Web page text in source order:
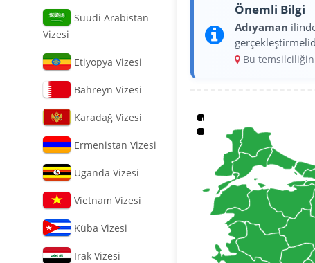
Suudi Arabistan
Vizesi
Etiyopya Vizesi
Bahreyn Vizesi
Karadağ Vizesi
Ermenistan Vizesi
Uganda Vizesi
Vietnam Vizesi
Küba Vizesi
Irak Vizesi
Önemli Bilgi
Adıyaman
Bu
+
−